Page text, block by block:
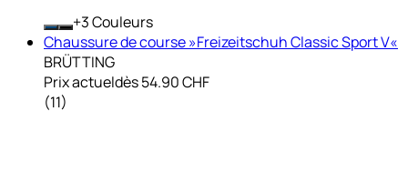
+ Couleurs
Chaussure de course »Freizeitschuh Classic Sport V«
BRÜTTING
Prix actueldès54.90 CHF
(11)